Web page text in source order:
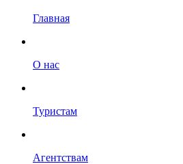
Главная
О нас
Туристам
Агентствам